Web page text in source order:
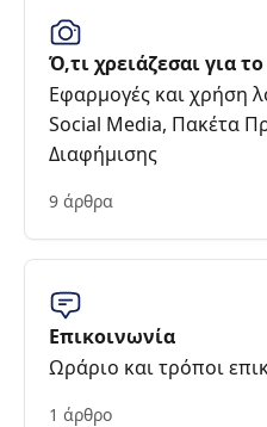
Ό,τι χρειάζεσαι για
Εφαρμογές και χρήση
Social Media, Πακέτα
Διαφήμισης
9 άρθρα
Επικοινωνία
Ωράριο και τρόποι
1 άρθρο